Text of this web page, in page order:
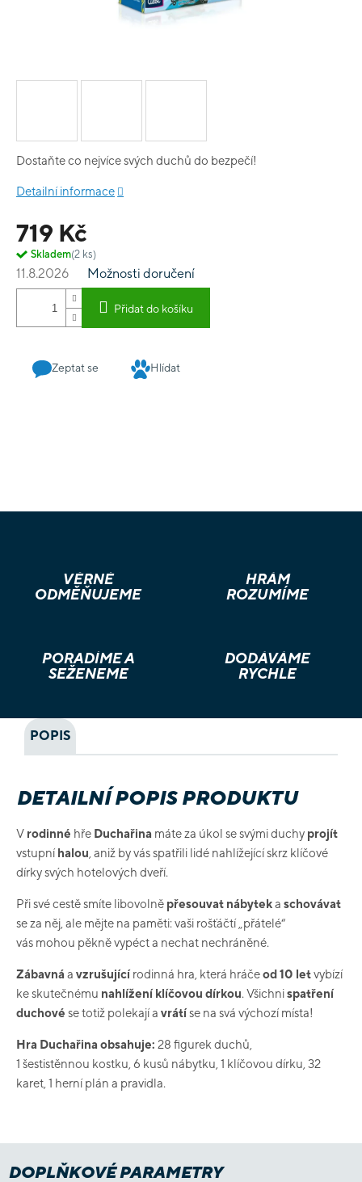
719 Kč
Skladem(2 ks)
11.8.2026 Možnosti doručení
Přidat do košíku
Dostaňte co nejvíce svých duchů do bezpečí!
Detailní informace
Zeptat se Hlídat
VĚRNÉ
ODMĚŇUJEME
HRÁM
ROZUMÍME
PORADÍME A
SEŽENEME
DODÁVÁME
RYCHLE
POPIS
DETAILNÍ POPIS PRODUKTU
V rodinné hře Duchařina máte za úkol se svými duchy projít
vstupní halou , aniž by vás spatřili lidé nahlížející skrz klíčové
dírky svých hotelových dveří.
Při své cestě smíte libovolně přesouvat nábyteka schovávat
se za něj, ale mějte na paměti: vaši rošťáčtí „přátelé“
vás mohou pěkně vypéct a nechat nechráněné.
Zábavná a vzrušující rodinná hra, která hráčeod 10 letvybízí
ke skutečnému nahlížení klíčovou dírkou. Všichnispatření
duchové se totiž polekají a vrátíse na svá výchozí místa!
Hra Duchařina obsahuje: 28 figurek duchů,
1 šestistěnnou kostku, 6 kusů nábytku, 1 klíčovou dírku, 32
karet, 1 herní plán a pravidla.
DOPLŇKOVÉ PARAMETRY